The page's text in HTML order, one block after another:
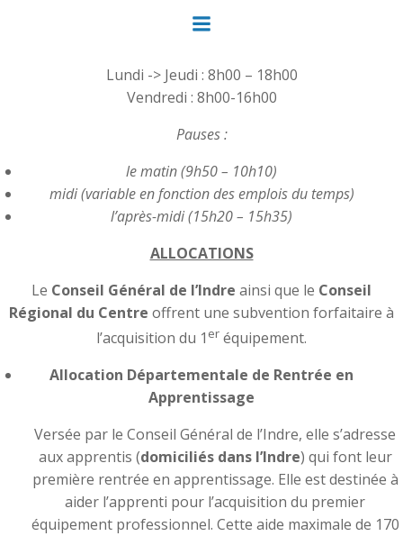
au
HORAIRES DES COURS
Lundi -> Jeudi : 8h00 – 18h00
Vendredi : 8h00-16h00
Pauses :
le matin (9h50 – 10h10)
midi (variable en fonction des emplois du temps)
l’après-midi (15h20 – 15h35)
ALLOCATIONS
Le Conseil Général de l’Indre ainsi que le Conseil
Régional du Centre offrent une subvention forfaitaire à
l’acquisition du 1 er équipement.
Allocation Départementale de Rentrée en
Apprentissage
Versée par le Conseil Général de l’Indre, elle s’adresse
aux apprentis (domiciliés dans l’Indre) qui font leur
première rentrée en apprentissage. Elle est destinée à
aider l’apprenti pour l’acquisition du premier
équipement professionnel. Cette aide maximale de 170